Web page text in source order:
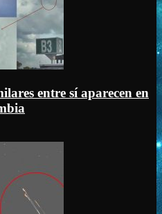
entre sí aparecen en